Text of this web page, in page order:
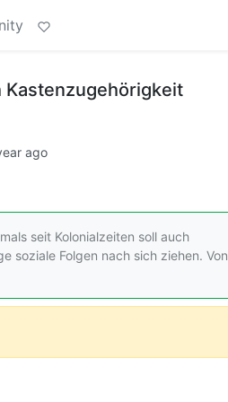
Kastenzugehörigkeit
ago
seit Kolonialzeiten soll auch
soziale Folgen nach sich ziehen. Von